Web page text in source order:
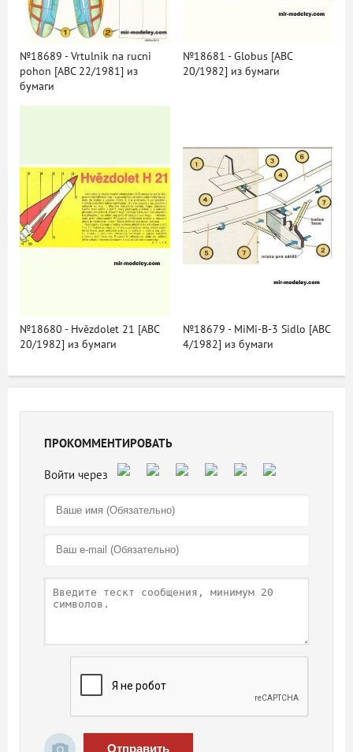
№18689 - Vrtulnik na rucni
pohon [ABC 22/1981] из
бумаги
№18681 - Globus [ABC
20/1982] из бумаги
№18680 - Hvězdolet 21 [ABC
20/1982] из бумаги
№18679 - MiMi-B-3 Sidlo [ABC
4/1982] из бумаги
ПРОКОММЕНТИРОВАТЬ
Отправить